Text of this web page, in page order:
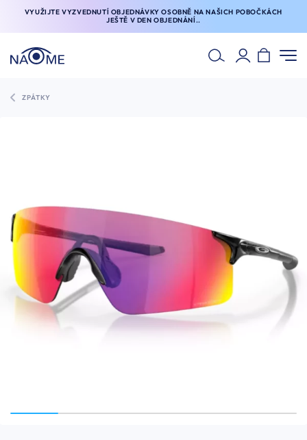
VYUŽIJTE VYZVEDNUTÍ OBJEDNÁVKY OSOBNĚ NA NAŠICH POBOČKÁCH
JEŠTĚ V DEN OBJEDNÁNÍ..
ZPÁTKY